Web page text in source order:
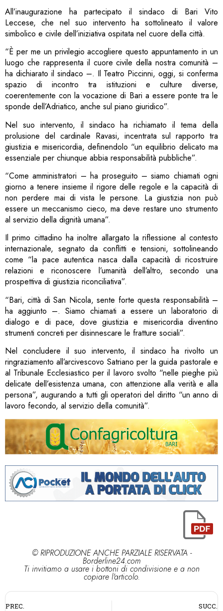
All’inaugurazione ha partecipato il sindaco di Bari Vito
Leccese, che nel suo intervento ha sottolineato il valore
simbolico e civile dell’iniziativa ospitata nel cuore della città.
“È per me un privilegio accogliere questo appuntamento in un
luogo che rappresenta il cuore civile della nostra comunità –
ha dichiarato il sindaco –. Il Teatro Piccinni, oggi, si conferma
spazio di incontro tra istituzioni e culture diverse,
coerentemente con la vocazione di Bari a essere ponte tra le
sponde dell’Adriatico, anche sul piano giuridico”.
Nel suo intervento, il sindaco ha richiamato il tema della
prolusione del cardinale Ravasi, incentrata sul rapporto tra
giustizia e misericordia, definendolo “un equilibrio delicato ma
essenziale per chiunque abbia responsabilità pubbliche”.
“Come amministratori – ha proseguito – siamo chiamati ogni
giorno a tenere insieme il rigore delle regole e la capacità di
non perdere mai di vista le persone. La giustizia non può
essere un meccanismo cieco, ma deve restare uno strumento
al servizio della dignità umana”.
Il primo cittadino ha inoltre allargato la riflessione al contesto
internazionale, segnato da conflitti e tensioni, sottolineando
come “la pace autentica nasca dalla capacità di ricostruire
relazioni e riconoscere l’umanità dell’altro, secondo una
prospettiva di giustizia riconciliativa”.
“Bari, città di San Nicola, sente forte questa responsabilità –
ha aggiunto –. Siamo chiamati a essere un laboratorio di
dialogo e di pace, dove giustizia e misericordia diventino
strumenti concreti per disinnescare le fratture sociali”.
Nel concludere il suo intervento, il sindaco ha rivolto un
ringraziamento all’arcivescovo Satriano per la guida pastorale e
al Tribunale Ecclesiastico per il lavoro svolto “nelle pieghe più
delicate dell’esistenza umana, con attenzione alla verità e alla
persona”, augurando a tutti gli operatori del diritto “un anno di
lavoro fecondo, al servizio della comunità”.
© RIPRODUZIONE ANCHE PARZIALE RISERVATA -
Borderline24.com
Ti invitiamo a usare i bottoni di condivisione e a non
copiare l'articolo.
PREC. SUCC.